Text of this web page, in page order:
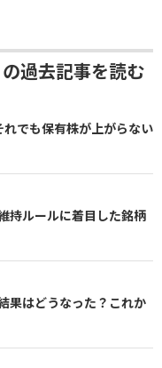
の過去記事を読む
れでも保有株が上がらない
持ルールに着目した銘柄
果はどうなった？これか